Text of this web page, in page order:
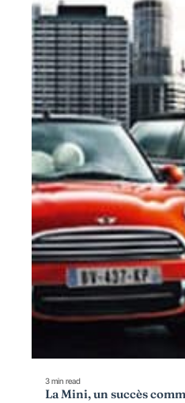
3 min read
La Mini, un succès